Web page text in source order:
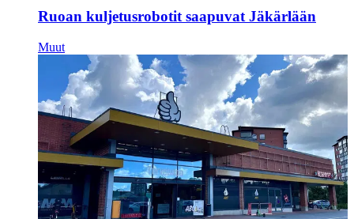
Ruoan kuljetusrobotit saapuvat Jäkärlään
Muut